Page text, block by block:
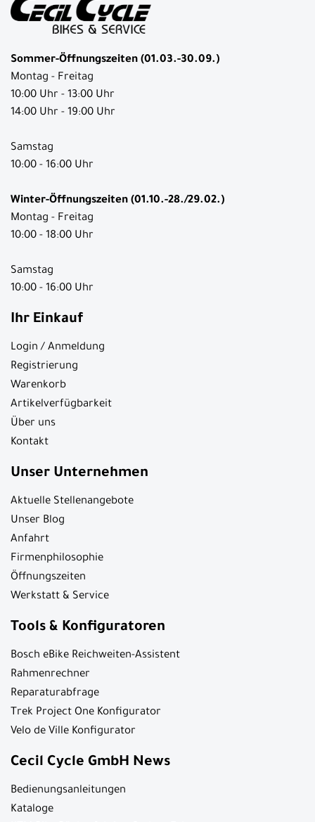
Sommer-Öffnungszeiten (01.03.-30.09.)
Montag - Freitag
10:00 Uhr - 13:00 Uhr
14:00 Uhr - 19:00 Uhr
Samstag
10:00 - 16:00 Uhr
Winter-Öffnungszeiten (01.10.-28./29.02.)
Montag - Freitag
10:00 - 18:00 Uhr
Samstag
10:00 - 16:00 Uhr
Ihr Einkauf
Login / Anmeldung
Registrierung
Warenkorb
Artikelverfügbarkeit
Über uns
Kontakt
Unser Unternehmen
Aktuelle Stellenangebote
Unser Blog
Anfahrt
Firmenphilosophie
Öffnungszeiten
Werkstatt & Service
Tools & Konfiguratoren
Bosch eBike Reichweiten-Assistent
Rahmenrechner
Reparaturabfrage
Trek Project One Konfigurator
Velo de Ville Konfigurator
Cecil Cycle GmbH News
Bedienungsanleitungen
Kataloge